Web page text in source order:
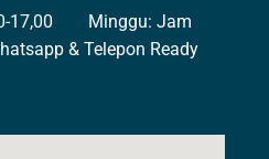
17,00 Minggu: Jam
& Telepon Ready